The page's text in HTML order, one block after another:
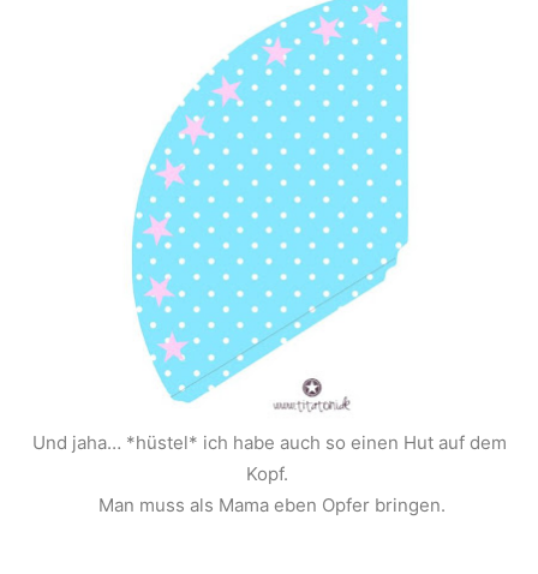
Und jaha… *hüstel* ich habe auch so einen Hut auf dem
Kopf.
Man muss als Mama eben Opfer bringen.